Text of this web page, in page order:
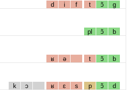
d i f t ɔ̃ g
pl ɔ̃ b
ʁ ə t ɔ̃ b
k ɔ ʁ ɛ s p ɔ̃ d